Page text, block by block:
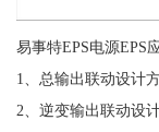
易事特EPS电源EPS
1、总输出联动设计
2、逆变输出联动设